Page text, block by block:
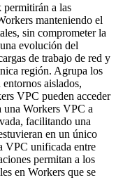
a las
manteniendo el
sin comprometer la
evolución del
de trabajo de red y
región. Agrupa los
aislados,
VPC pueden acceder
Workers VPC a
facilitando una
en un único
VPC unificada entre
permitan a los
en Workers que se